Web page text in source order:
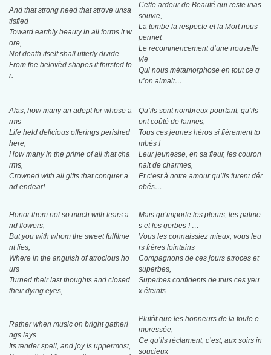
And that strong need that strove unsa
tisfied
Toward earthly beauty in all forms it w
ore,
Not death itself shall utterly divide
From the belovèd shapes it thirsted fo
r.
Cette ardeur de Beauté qui reste inas
souvie,
La tombe la respecte et la Mort nous
permet
Le recommencement d’une nouvelle
vie
Qui nous métamorphose en tout ce q
u’on aimait…
Alas, how many an adept for whose a
rms
Life held delicious offerings perished
here,
How many in the prime of all that cha
rms,
Crowned with all gifts that conquer a
nd endear!
Qu’ils sont nombreux pourtant, qu’ils
ont coûté de larmes,
Tous ces jeunes héros si fièrement to
mbés !
Leur jeunesse, en sa fleur, les couron
nait de charmes,
Et c’est à notre amour qu’ils furent dér
obés…
Honor them not so much with tears a
nd flowers,
But you with whom the sweet fulfilme
nt lies,
Where in the anguish of atrocious ho
urs
Turned their last thoughts and closed
their dying eyes,
Mais qu’importe les pleurs, les palme
s et les gerbes ! …
Vous les connaissiez mieux, vous leu
rs frères lointains
Compagnons de ces jours atroces et
superbes,
Superbes confidents de tous ces yeu
x éteints.
Rather when music on bright gatheri
ngs lays
Its tender spell, and joy is uppermost,
Plutôt que les honneurs de la foule e
mpressée,
Ce qu’ils réclament, c’est, aux soirs in
soucieux